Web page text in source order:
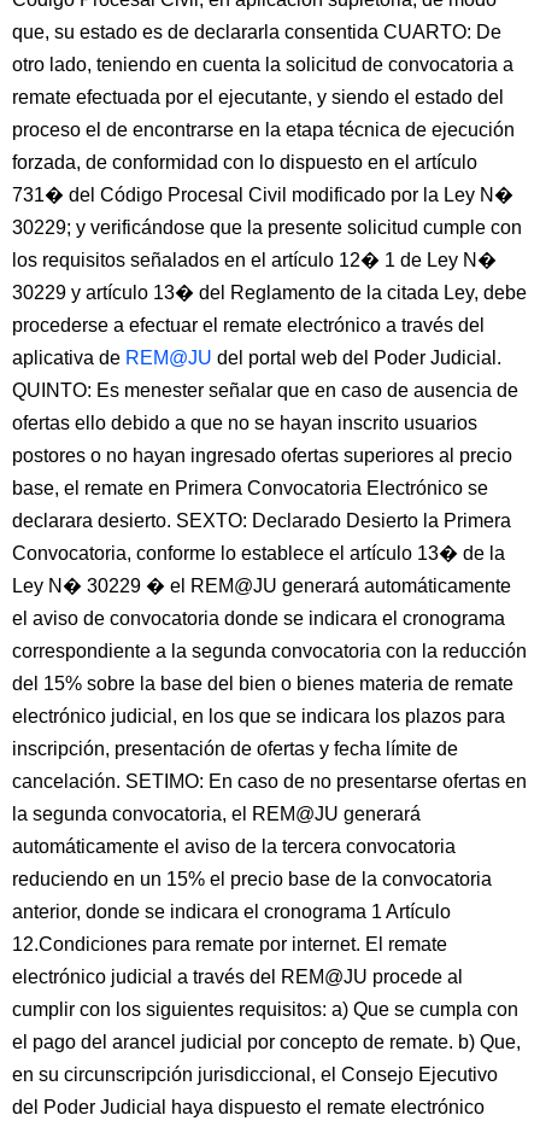
que, su estado es de declararla consentida CUARTO: De
otro lado, teniendo en cuenta la solicitud de convocatoria a
remate efectuada por el ejecutante, y siendo el estado del
proceso el de encontrarse en la etapa técnica de ejecución
forzada, de conformidad con lo dispuesto en el artículo
731� del Código Procesal Civil modificado por la Ley N�
30229; y verificándose que la presente solicitud cumple con
los requisitos señalados en el artículo 12� 1 de Ley N�
30229 y artículo 13� del Reglamento de la citada Ley, debe
procederse a efectuar el remate electrónico a través del
aplicativa de REM@JU del portal web del Poder Judicial.
QUINTO: Es menester señalar que en caso de ausencia de
ofertas ello debido a que no se hayan inscrito usuarios
postores o no hayan ingresado ofertas superiores al precio
base, el remate en Primera Convocatoria Electrónico se
declarara desierto. SEXTO: Declarado Desierto la Primera
Convocatoria, conforme lo establece el artículo 13� de la
Ley N� 30229 � el REM@JU generará automáticamente
el aviso de convocatoria donde se indicara el cronograma
correspondiente a la segunda convocatoria con la reducción
del 15% sobre la base del bien o bienes materia de remate
electrónico judicial, en los que se indicara los plazos para
inscripción, presentación de ofertas y fecha límite de
cancelación. SETIMO: En caso de no presentarse ofertas en
la segunda convocatoria, el REM@JU generará
automáticamente el aviso de la tercera convocatoria
reduciendo en un 15% el precio base de la convocatoria
anterior, donde se indicara el cronograma 1 Artículo
12.Condiciones para remate por internet. El remate
electrónico judicial a través del REM@JU procede al
cumplir con los siguientes requisitos: a) Que se cumpla con
el pago del arancel judicial por concepto de remate. b) Que,
en su circunscripción jurisdiccional, el Consejo Ejecutivo
del Poder Judicial haya dispuesto el remate electrónico